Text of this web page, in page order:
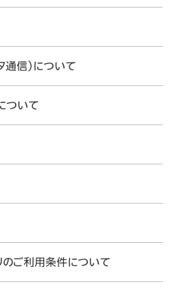
通信）について
ついて
ご利用条件について